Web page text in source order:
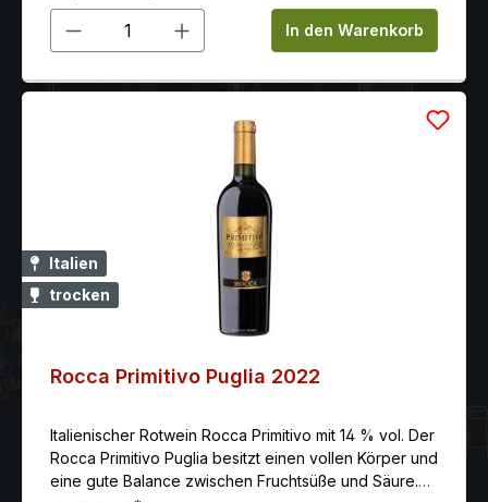
Produkt Anzahl: Gib denIn den Warenkorb
Italien
trocken
Rocca Primitivo Puglia 2022
Italienischer Rotwein Rocca Primitivo mit 14 % vol. Der
Rocca Primitivo Puglia besitzt einen vollen Körper und
eine gute Balance zwischen Fruchtsüße und Säure.